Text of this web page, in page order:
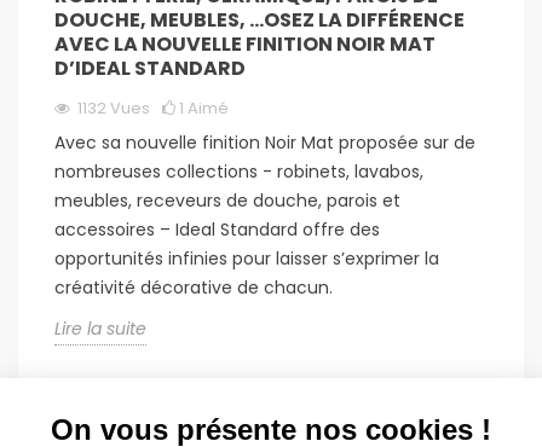
DOUCHE, MEUBLES, …OSEZ LA DIFFÉRENCE
AVEC LA NOUVELLE FINITION NOIR MAT
D’IDEAL STANDARD
1132 Vues 1 Aimé
Avec sa nouvelle finition Noir Mat proposée sur de
nombreuses collections - robinets, lavabos,
meubles, receveurs de douche, parois et
accessoires – Ideal Standard offre des
opportunités infinies pour laisser s’exprimer la
créativité décorative de chacun.
Lire la suite
On vous présente nos cookies !